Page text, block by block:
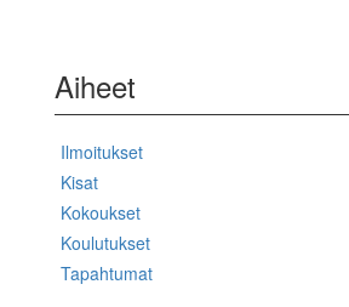
Aiheet
Ilmoitukset
Kisat
Kokoukset
Koulutukset
Tapahtumat